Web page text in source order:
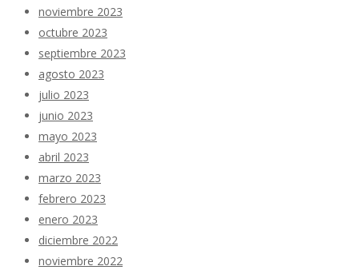
noviembre 2023
octubre 2023
septiembre 2023
agosto 2023
julio 2023
junio 2023
mayo 2023
abril 2023
marzo 2023
febrero 2023
enero 2023
diciembre 2022
noviembre 2022